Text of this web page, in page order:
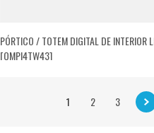
PÓRTICO / TOTEM DIGITAL DE INTERIOR
[QMPI4TW43]
1 2 3